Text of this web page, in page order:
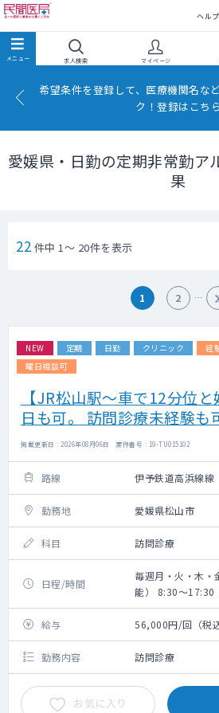
ヘルプ
求人検索 マイページ
希望条件を登録して、医療機関名な
ク！登録はこちら
愛媛県・日勤の定期非常勤ア
果
22 件中 1～ 20件を表示
1 2
NEW 定期 日勤 クリニック 経
曜日相談可
【JR松山駅～車で12分位
日も可。 訪問診療未経験も
掲載更新日 : 2026年08月06日 案件番号 : 19-TU015102
路線 伊予鉄道高浜線線
勤務地 愛媛県松山市
科目 訪問診療
日程/時間
毎週月・火・木・
能） 8:30～17:30
給与 56,000円/回（税
勤務内容 訪問診療
お気に入り